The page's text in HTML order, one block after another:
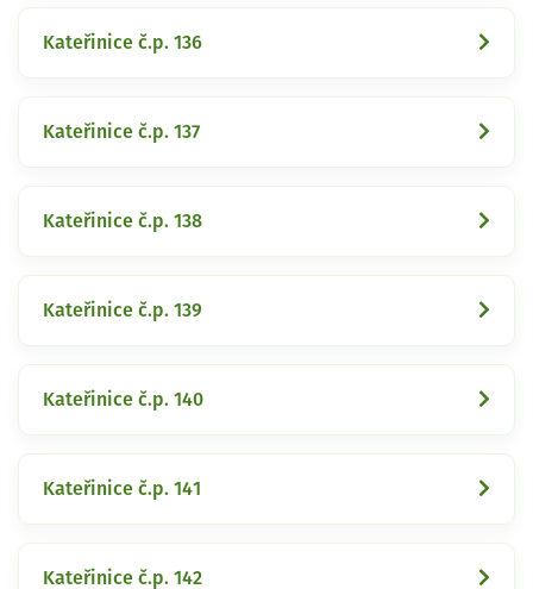
Kateřinice č.p. 136
Kateřinice č.p. 137
Kateřinice č.p. 138
Kateřinice č.p. 139
Kateřinice č.p. 140
Kateřinice č.p. 141
Kateřinice č.p. 142